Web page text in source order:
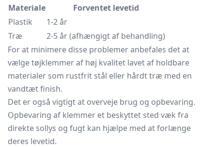
Materiale
Forventet levetid
Plastik
1-2 år
Træ
2-5 år (afhængigt af behandling)
For at minimere disse problemer anbefales det at
vælge tøjklemmer af høj kvalitet lavet af holdbare
materialer som rustfrit stål eller hårdt træ med en
vandtæt finish.
Det er også vigtigt at overveje brug og opbevaring.
Opbevaring af klemmer et beskyttet sted væk fra
direkte sollys og fugt kan hjælpe med at forlænge
deres levetid.